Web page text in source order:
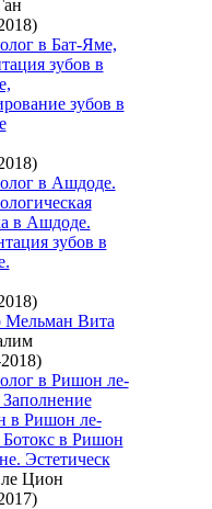
в Бат-Яме,
зубов в
зубов в
в Ашдоде.
в Ашдоде.
зубов в
Мельман Вита
в Ришон ле-
в Ришон ле-
в Ришон
Эстетическ
Цион